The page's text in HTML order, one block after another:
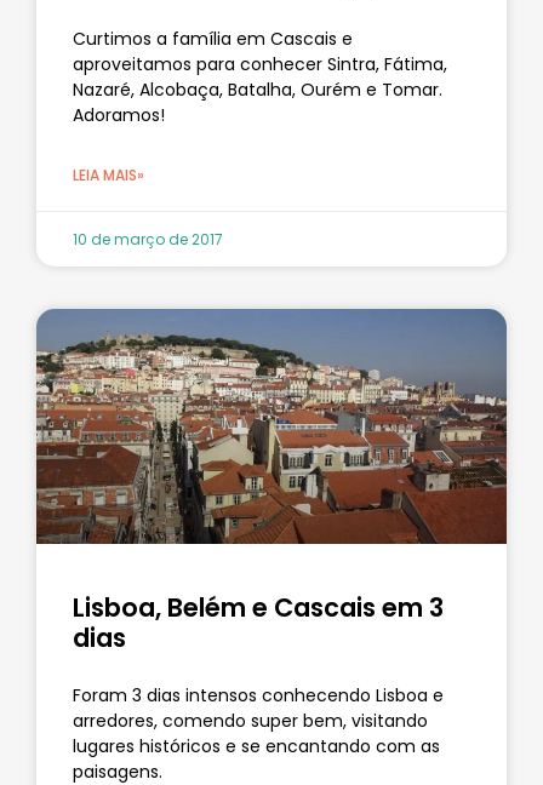
Curtimos a família em Cascais e
aproveitamos para conhecer Sintra, Fátima,
Nazaré, Alcobaça, Batalha, Ourém e Tomar.
Adoramos!
LEIA MAIS»
10 de março de 2017
Lisboa, Belém e Cascais em 3
dias
Foram 3 dias intensos conhecendo Lisboa e
arredores, comendo super bem, visitando
lugares históricos e se encantando com as
paisagens.